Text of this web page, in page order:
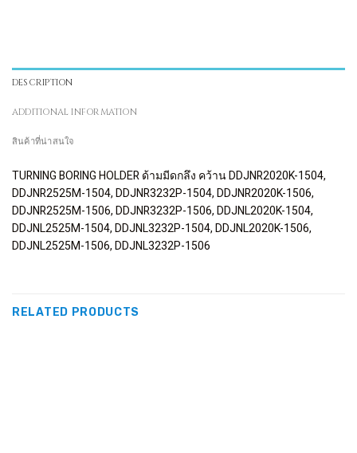
DESCRIPTION
ADDITIONAL INFORMATION
สินค้าที่น่าสนใจ
TURNING BORING HOLDER ด้ามมีดกลึง คว้าน DDJNR2020K-1504,
DDJNR2525M-1504, DDJNR3232P-1504, DDJNR2020K-1506,
DDJNR2525M-1506, DDJNR3232P-1506, DDJNL2020K-1504,
DDJNL2525M-1504, DDJNL3232P-1504, DDJNL2020K-1506,
DDJNL2525M-1506, DDJNL3232P-1506
RELATED PRODUCTS